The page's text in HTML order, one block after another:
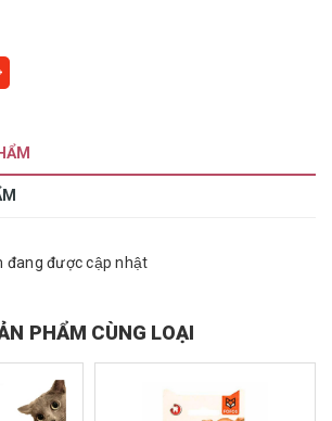
đang được cập nhật
PHẨM CÙNG LOẠI